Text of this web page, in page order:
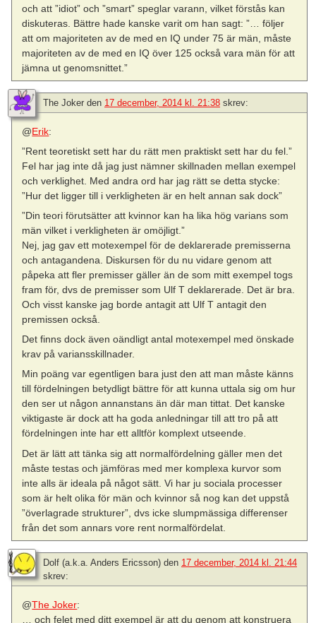
och att ”idiot” och ”smart” speglar varann, vilket förstås kan
diskuteras. Bättre hade kanske varit om han sagt: ”… följer
att om majoriteten av de med en IQ under 75 är män, måste
majoriteten av de med en IQ över 125 också vara män för att
jämna ut genomsnittet.”
The Joker den 17 december, 2014 kl. 21:38 skrev:
@Erik:
”Rent teoretiskt sett har du rätt men praktiskt sett har du fel.”
Fel har jag inte då jag just nämner skillnaden mellan exempel
och verklighet. Med andra ord har jag rätt se detta stycke:
”Hur det ligger till i verkligheten är en helt annan sak dock”
”Din teori förutsätter att kvinnor kan ha lika hög varians som
män vilket i verkligheten är omöjligt.”
Nej, jag gav ett motexempel för de deklarerade premisserna
och antagandena. Diskursen för du nu vidare genom att
påpeka att fler premisser gäller än de som mitt exempel togs
fram för, dvs de premisser som Ulf T deklarerade. Det är bra.
Och visst kanske jag borde antagit att Ulf T antagit den
premissen också.
Det finns dock även oändligt antal motexempel med önskade
krav på variansskillnader.
Min poäng var egentligen bara just den att man måste känns
till fördelningen betydligt bättre för att kunna uttala sig om hur
den ser ut någon annanstans än där man tittat. Det kanske
viktigaste är dock att ha goda anledningar till att tro på att
fördelningen inte har ett alltför komplext utseende.
Det är lätt att tänka sig att normalfördelning gäller men det
måste testas och jämföras med mer komplexa kurvor som
inte alls är ideala på något sätt. Vi har ju sociala processer
som är helt olika för män och kvinnor så nog kan det uppstå
”överlagrade strukturer”, dvs icke slumpmässiga differenser
från det som annars vore rent normalfördelat.
Dolf (a.k.a. Anders Ericsson) den 17 december, 2014 kl. 21:44
skrev:
@The Joker:
… och felet med ditt exempel är att du genom att konstruera